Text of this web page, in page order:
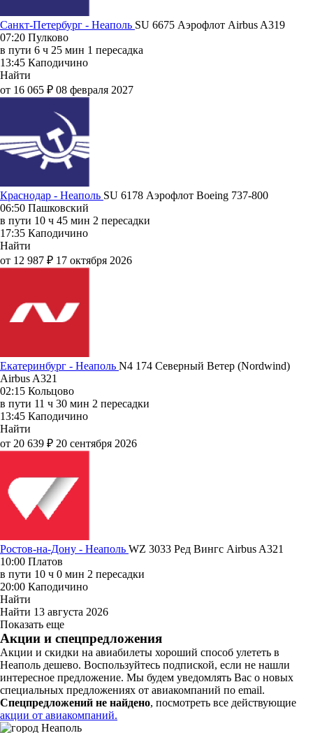
Санкт-Петербург - Неаполь SU 6675 Аэрофлот Airbus A319
07:20 Пулково
в пути 6 ч 25 мин 1 пересадка
13:45 Каподичино
Найти
от 16 065 ₽ 08 февраля 2027
Краснодар - Неаполь SU 6178 Аэрофлот Boeing 737-800
06:50 Пашковский
в пути 10 ч 45 мин 2 пересадки
17:35 Каподичино
Найти
от 12 987 ₽ 17 октября 2026
Екатеринбург - Неаполь N4 174 Северный Ветер (Nordwind)
Airbus A321
02:15 Кольцово
в пути 11 ч 30 мин 2 пересадки
13:45 Каподичино
Найти
от 20 639 ₽ 20 сентября 2026
Ростов-на-Дону - Неаполь WZ 3033 Ред Вингс Airbus A321
10:00 Платов
в пути 10 ч 0 мин 2 пересадки
20:00 Каподичино
Найти
Найти 13 августа 2026
Показать еще
Акции и спецпредложения
Акции и скидки на авиабилеты хороший способ улететь в
Неаполь дешево. Воспользуйтесь подпиской, если не нашли
интересное предложение. Мы будем уведомлять Вас о новых
специальных предложениях от авиакомпаний по email.
Спецпредложений не найдено, посмотреть все действующие
акции от авиакомпаний.